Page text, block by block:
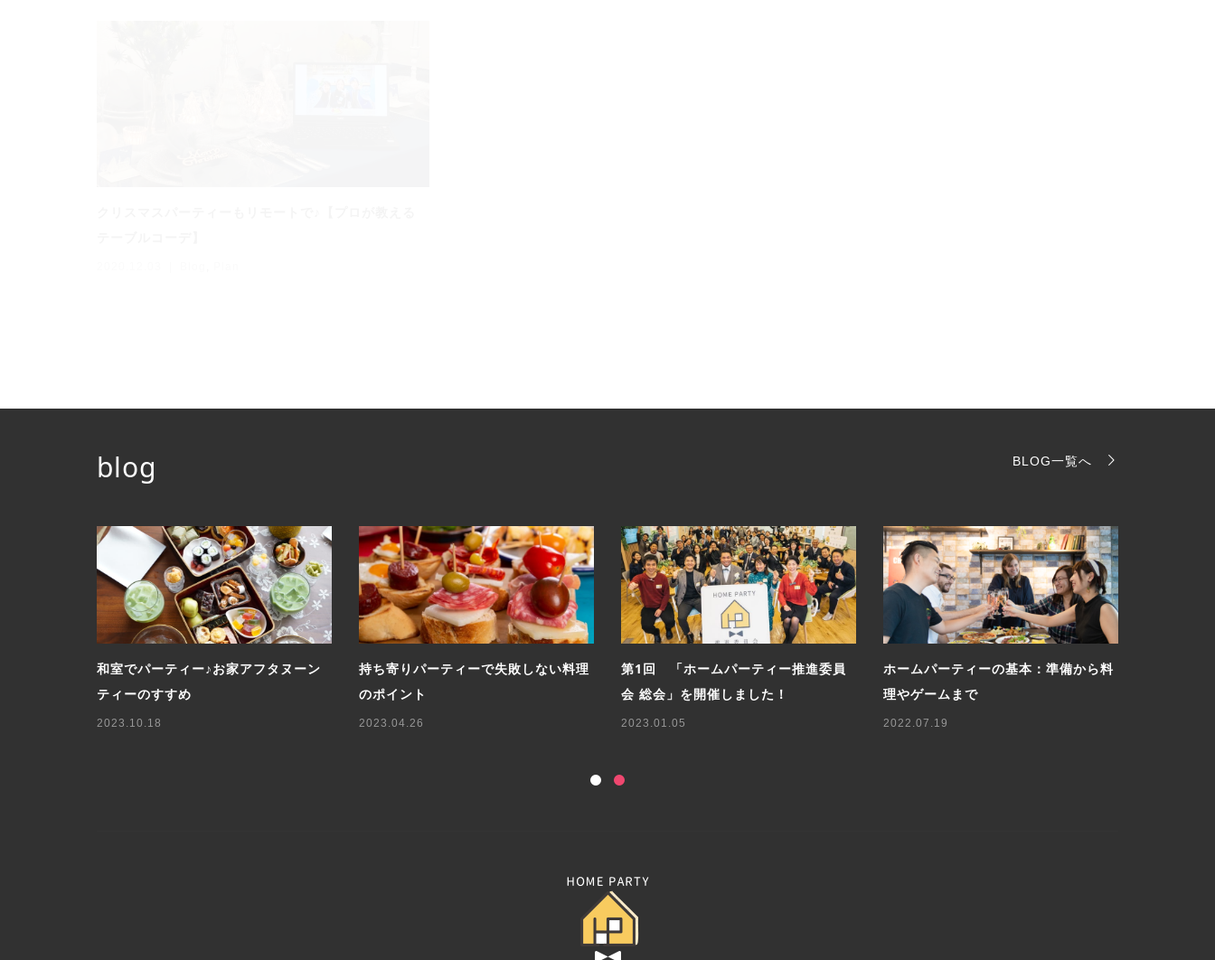
blog BLOG一覧へ
ロシア人に学ぶホームパーティー！気
軽に楽しむキッチンでのホムパ
2025.05.07
簡単レシピ！バレンタインパーティー
のくまさんケーキ
2024.01.23
第2回「ホームパーティー推進委員会
総会」を開催しました！
2024.01.09
おしゃれなクリスマスのテーブルコー
デ解説＆実例
2023.12.08